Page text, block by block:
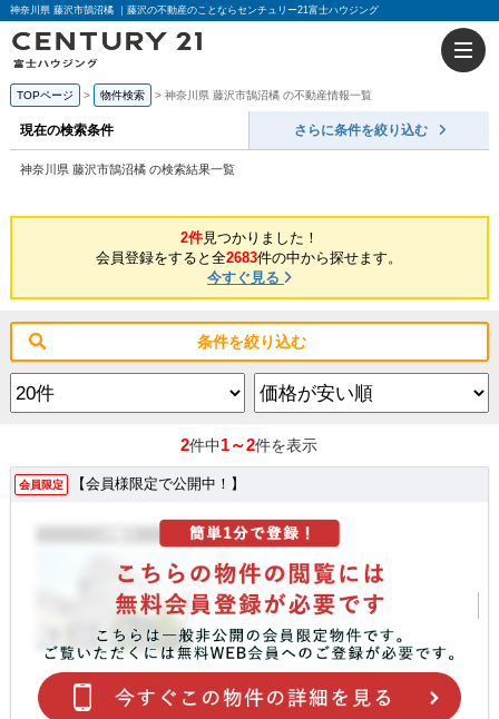
神奈川県 藤沢市鵠沼橘 ｜藤沢の不動産のことならセンチュリー21富士ハウジング
TOPページ 物件検索 神奈川県 藤沢市鵠沼橘 の不動産情報一覧
現在の検索条件 さらに条件を絞り込む
神奈川県 藤沢市鵠沼橘 の検索結果一覧
2件見つかりました！
会員登録をすると全2683件の中から探せます。
今すぐ見る
条件を絞り込む
2件中1～2件を表示
会員限定 【会員様限定で公開中！】